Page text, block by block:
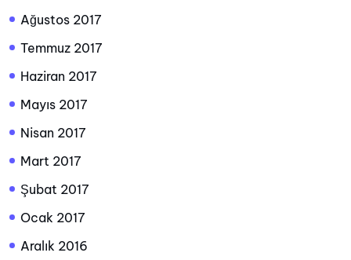
Ağustos 2017
Temmuz 2017
Haziran 2017
Mayıs 2017
Nisan 2017
Mart 2017
Şubat 2017
Ocak 2017
Aralık 2016